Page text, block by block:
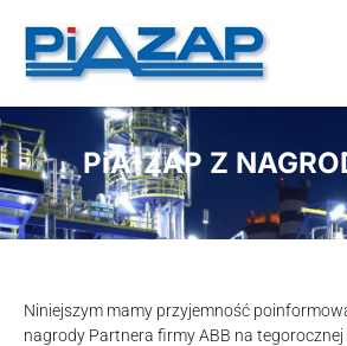
PiA-ZAP Z
Niniejszym mamy przyjemność
nagrody Partnera firmy ABB na